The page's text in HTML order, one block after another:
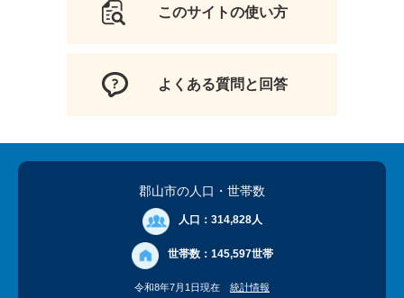
このサイトの使い方
よくある質問と回答
郡山市の人口 ・世帯数
人口： 314,828人
世帯数： 145,597世帯
令和8年7月1日現在 統計情報